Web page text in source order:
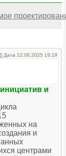
Дата 12.06.2025 19:19
и
на
и
центрами